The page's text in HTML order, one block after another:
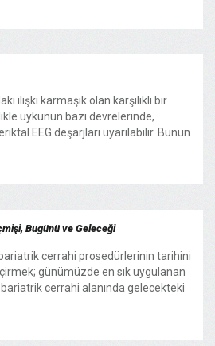
ilişki karmaşık olan karşılıklı bir
uykunun bazı devrelerinde,
EEG deşarjları uyarılabilir. Bunun
Bugünü ve Geleceği
cerrahi prosedürlerinin tarihini
günümüzde en sık uygulanan
cerrahi alanında gelecekteki